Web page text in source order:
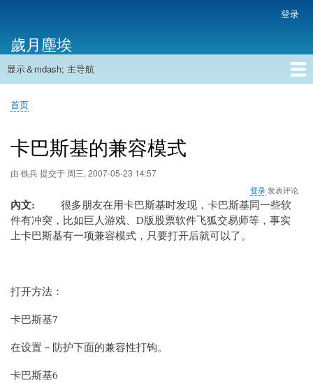
主
内
帐
户
菜
单
登录
歲月塵埃
主
航
显示＆mdash; 主导航
首页
面
屑
首页
卡巴斯基的兼容模式
由 铁兵提交于 周三, 2007-05-23 14:57
登录 发表评论
內文 很多朋友在用卡巴斯基时发现，卡巴斯基同一些软
件有冲突，比如巨人游戏、D版股票软件飞狐交易师等，事实
上卡巴斯基有一项兼容模式，只要打开后就可以了。
打开方法：
卡巴斯基7
在设置－防护下面的兼容性打钩。
卡巴斯基6